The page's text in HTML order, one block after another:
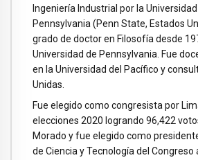
Ingeniería Industrial por la
Pennsylvania (Penn State, Estados
grado de doctor en Filosofía desde
Universidad de Pennsylvania. Fue
en la Universidad del Pacífico y
Unidas.
Fue elegido como congresista por
elecciones 2020 logrando 96,422
Morado y fue elegido como
de Ciencia y Tecnología del Congreso